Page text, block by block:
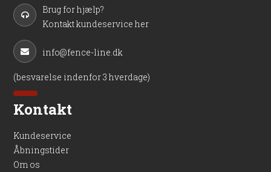
Brug for hjælp?
Kontakt kundeservice her
info@fence-line.dk
(besvarelse indenfor 3 hverdage)
Kontakt
Kundeservice
Åbningstider
Om os